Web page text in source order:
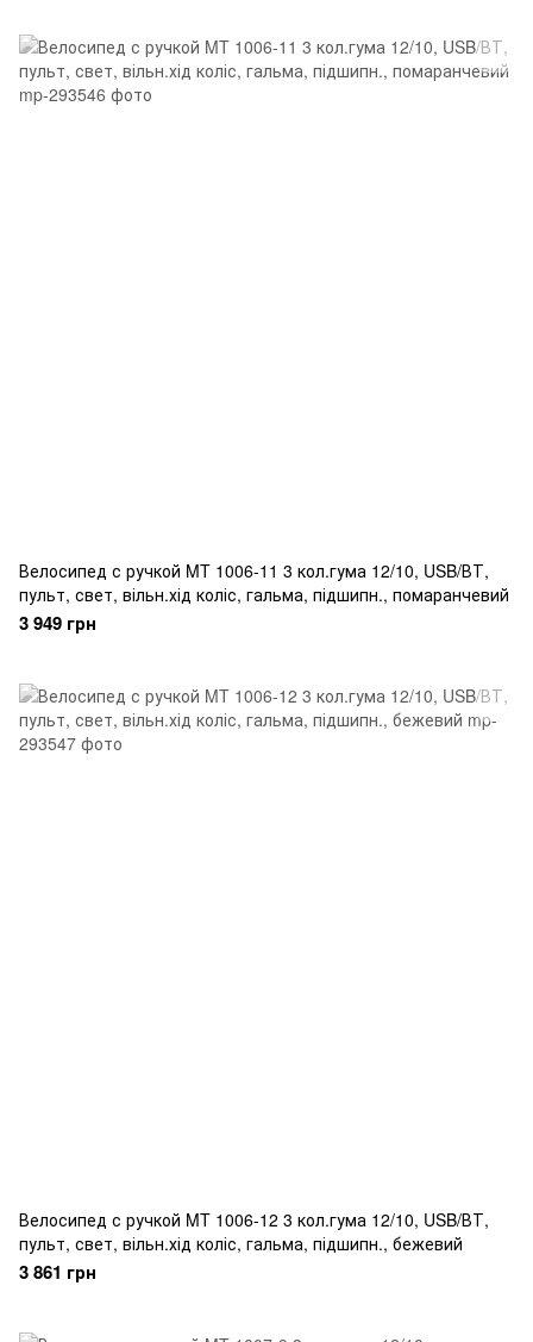
Велосипед с ручкой MT 1006-11 3 кол.гума 12/10, USB/ВТ,
пульт, свет, вільн.хід коліс, гальма, підшипн., помаранчевий
3 949 грн
Велосипед с ручкой MT 1006-12 3 кол.гума 12/10, USB/ВТ,
пульт, свет, вільн.хід коліс, гальма, підшипн., бежевий
3 861 грн